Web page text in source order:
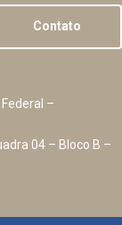
Contato
–
04 – Bloco B –